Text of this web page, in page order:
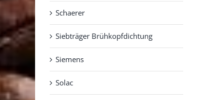
Schaerer
Siebträger Brühkopfdichtung
Siemens
Solac